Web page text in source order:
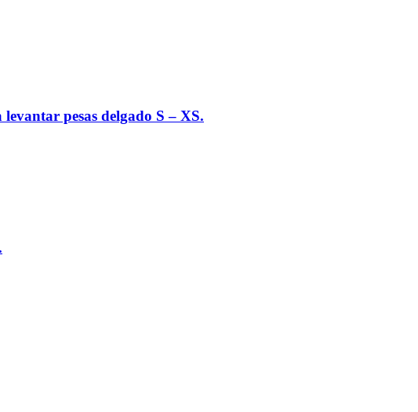
pesas delgado S – XS.